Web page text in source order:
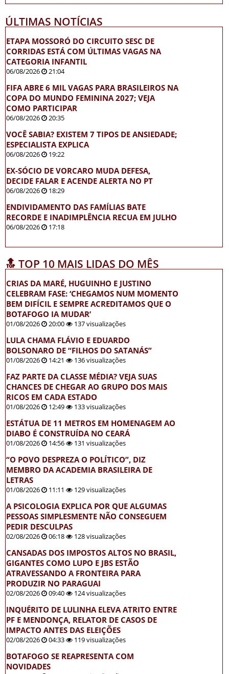
ÚLTIMAS NOTÍCIAS
ETAPA MOSSORÓ DO CIRCUITO SESC DE
CORRIDAS ESTÁ COM ÚLTIMAS VAGAS NA
CATEGORIA INFANTIL
06/08/2026 21:04
FIFA ABRE 6 MIL VAGAS PARA BRASILEIROS NA
COPA DO MUNDO FEMININA 2027; VEJA
COMO PARTICIPAR
06/08/2026 20:35
VOCÊ SABIA? EXISTEM 7 TIPOS DE ANSIEDADE;
ESPECIALISTA EXPLICA
06/08/2026 19:22
EX-SÓCIO DE VORCARO MUDA DEFESA,
DECIDE FALAR E ACENDE ALERTA NO PT
06/08/2026 18:29
ENDIVIDAMENTO DAS FAMÍLIAS BATE
RECORDE E INADIMPLÊNCIA RECUA EM JULHO
06/08/2026 17:18
🔝 TOP 10 MAIS LIDAS DO MÊS
CRIAS DA MARÉ, HUGUINHO E JUSTINO
CELEBRAM FASE: ‘CHEGAMOS NUM MOMENTO
BEM DIFÍCIL E SEMPRE ACREDITAMOS QUE O
BOTAFOGO IA MUDAR’
01/08/2026 20:00 137 visualizações
LULA CHAMA FLÁVIO E EDUARDO
BOLSONARO DE “FILHOS DO SATANÁS”
01/08/2026 14:21 136 visualizações
FAZ PARTE DA CLASSE MÉDIA? VEJA SUAS
CHANCES DE CHEGAR AO GRUPO DOS MAIS
RICOS EM CADA ESTADO
01/08/2026 12:49 133 visualizações
ESTÁTUA DE 11 METROS EM HOMENAGEM AO
DIABO É CONSTRUÍDA NO CEARÁ
01/08/2026 14:56 131 visualizações
“O POVO DESPREZA O POLÍTICO”, DIZ
MEMBRO DA ACADEMIA BRASILEIRA DE
LETRAS
01/08/2026 11:11 129 visualizações
A PSICOLOGIA EXPLICA POR QUE ALGUMAS
PESSOAS SIMPLESMENTE NÃO CONSEGUEM
PEDIR DESCULPAS
02/08/2026 06:18 128 visualizações
CANSADAS DOS IMPOSTOS ALTOS NO BRASIL,
GIGANTES COMO LUPO E JBS ESTÃO
ATRAVESSANDO A FRONTEIRA PARA
PRODUZIR NO PARAGUAI
02/08/2026 09:40 124 visualizações
INQUÉRITO DE LULINHA ELEVA ATRITO ENTRE
PF E MENDONÇA, RELATOR DE CASOS DE
IMPACTO ANTES DAS ELEIÇÕES
02/08/2026 04:33 119 visualizações
BOTAFOGO SE REAPRESENTA COM
NOVIDADES